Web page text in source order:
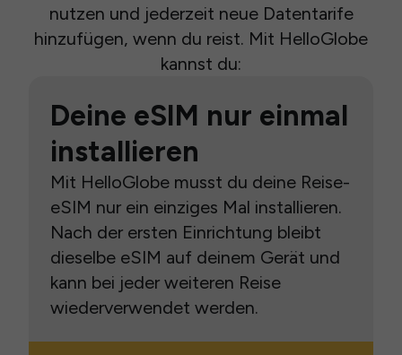
nutzen und jederzeit neue Datentarife
hinzufügen, wenn du reist. Mit HelloGlobe
kannst du:
Deine eSIM nur einmal
installieren
Mit HelloGlobe musst du deine Reise-
eSIM nur ein einziges Mal installieren.
Nach der ersten Einrichtung bleibt
dieselbe eSIM auf deinem Gerät und
kann bei jeder weiteren Reise
wiederverwendet werden.